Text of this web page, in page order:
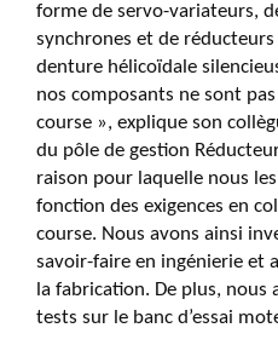
forme de servo-variateurs,
synchrones et de
denture hélicoïdale
nos composants ne sont
course », explique son
du pôle de gestion
raison pour laquelle nous
fonction des exigences en
course. Nous avons ainsi
savoir-faire en ingénierie et
la fabrication. De plus, nous
tests sur le banc d’essai